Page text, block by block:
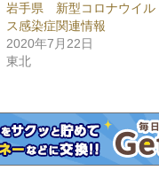
岩手県 新型コロナウイル
ス感染症関連情報
2020年7月22日
東北